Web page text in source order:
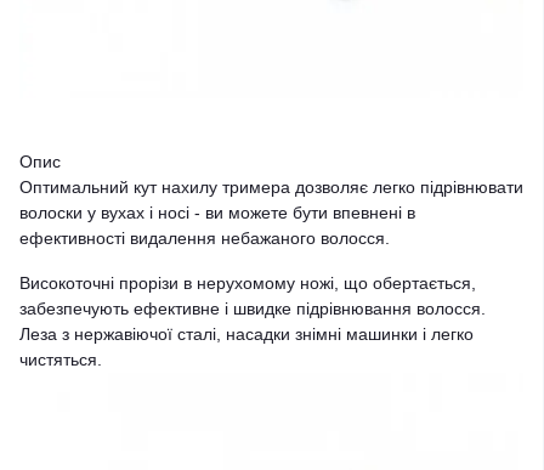
Опис
Оптимальний кут нахилу тримера дозволяє легко підрівнювати
волоски у вухах і носі - ви можете бути впевнені в
ефективності видалення небажаного волосся.
Високоточні прорізи в нерухомому ножі, що обертається,
забезпечують ефективне і швидке підрівнювання волосся.
Леза з нержавіючої сталі, насадки знімні машинки і легко
чистяться.